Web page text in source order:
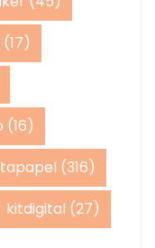
(17)
(16)
(316)
kitdigital (27)